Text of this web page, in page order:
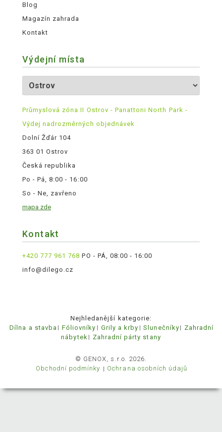
Blog
Magazín zahrada
Kontakt
Výdejní místa
Průmyslová zóna II Ostrov - Panattoni North Park -
Výdej nadrozměrných objednávek
Dolní Žďár 104
363 01 Ostrov
Česká republika
Po - Pá, 8:00 - 16:00
So - Ne, zavřeno
mapa zde
Kontakt
+420 777 961 768 PO - PÁ, 08:00 - 16:00
info@dilego.cz
Nejhledanější kategorie:
Dílna a stavba
Fóliovníky Grily a krby Slunečníky
Zahradní
nábytek
Zahradní párty stany
© GENOX, s.r.o. 2026.
Obchodní podmínky
Ochrana osobních údajů